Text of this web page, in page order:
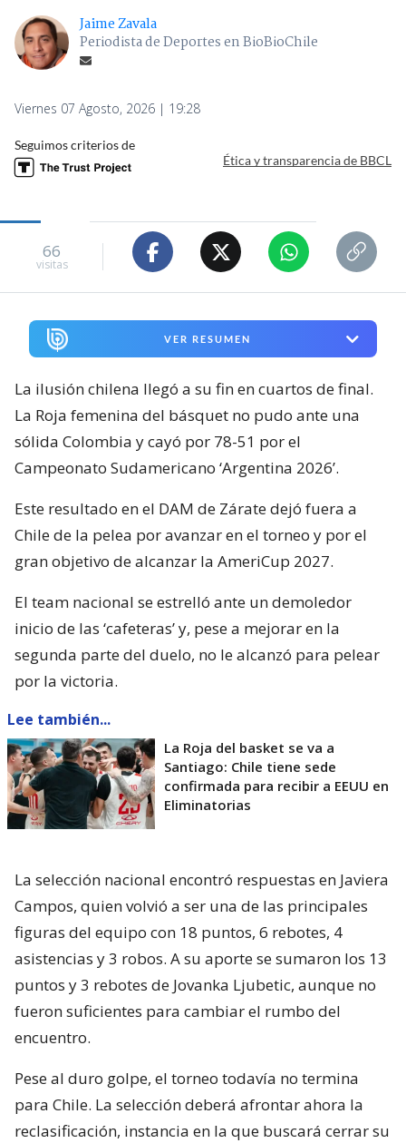
Jaime Zavala
Periodista de Deportes en BioBioChile
Viernes 07 Agosto, 2026 | 19:28
Seguimos criterios de
Ética y transparencia de BBCL
66
visitas
VER RESUMEN
La ilusión chilena llegó a su fin en cuartos de final.
La Roja femenina del básquet no pudo ante una
sólida Colombia y cayó por 78-51 por el
Campeonato Sudamericano ‘Argentina 2026’.
Este resultado en el DAM de Zárate dejó fuera a
Chile de la pelea por avanzar en el torneo y por el
gran objetivo de alcanzar la AmeriCup 2027.
El team nacional se estrelló ante un demoledor
inicio de las ‘cafeteras’ y, pese a mejorar en la
segunda parte del duelo, no le alcanzó para pelear
por la victoria.
Lee también...
La Roja del basket se va a
Santiago: Chile tiene sede
confirmada para recibir a EEUU en
Eliminatorias
La selección nacional encontró respuestas en Javiera
Campos, quien volvió a ser una de las principales
figuras del equipo con 18 puntos, 6 rebotes, 4
asistencias y 3 robos. A su aporte se sumaron los 13
puntos y 3 rebotes de Jovanka Ljubetic, aunque no
fueron suficientes para cambiar el rumbo del
encuentro.
Pese al duro golpe, el torneo todavía no termina
para Chile. La selección deberá afrontar ahora la
reclasificación, instancia en la que buscará cerrar su